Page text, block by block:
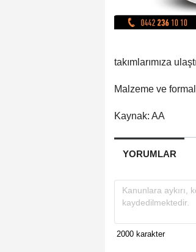
takımlarımıza
Malzeme ve
Kaynak: AA
YORUMLAR